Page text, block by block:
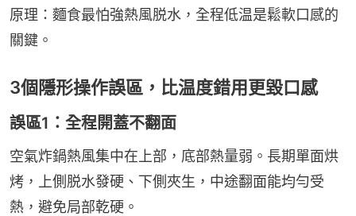
原理：麵食最怕強熱風脱水，全程低温是鬆軟口感的
關鍵。
3個隱形操作誤區，比温度錯用更毀口感
誤區1：全程開蓋不翻面
空氣炸鍋熱風集中在上部，底部熱量弱。長期單面烘
烤，上側脱水發硬、下側夾生，中途翻面能均勻受
熱，避免局部乾硬。